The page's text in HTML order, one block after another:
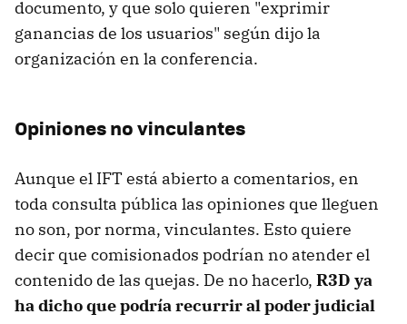
documento, y que solo quieren "exprimir
ganancias de los usuarios" según dijo la
organización en la conferencia.
Opiniones no vinculantes
Aunque el IFT está abierto a comentarios, en
toda consulta pública las opiniones que lleguen
no son, por norma, vinculantes. Esto quiere
decir que comisionados podrían no atender el
contenido de las quejas. De no hacerlo, R3D ya
ha dicho que podría recurrir al poder judicial